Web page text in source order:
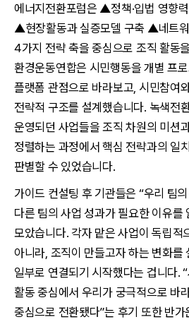
에너지전환포럼은 ▲정책·입법 영향
▲현장활동과 실증모델 구축 ▲네트워
4가지 전략 축을 중심으로 조직 활동
환경운동연합은 시민행동을 개별 프
플랫폼 관점으로 바라보고, 시민참여
전략적 구조를 설계했습니다. 녹색전
운영되던 사업들을 조직 차원의 미션
정렬하는 과정에서 핵심 전략과의 일
판별할 수 있었습니다.
가이드 컨설팅 후 기관들은 “우리 팀
다른 팀의 사업 성과가 필요한 이유를
모았습니다. 각자 맡은 사업이 독립적
아니라, 조직이 만들고자 하는 변화를
일부로 연결되기 시작했다는 겁니다.
활동 중심에서 우리가 궁극적으로 바
중심으로 전환됐다”는 후기 또한 반가